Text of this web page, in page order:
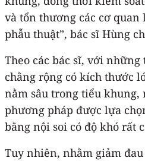
và tổn thương các cơ
phẫu thuật”, bác sĩ Hùng
Theo các bác sĩ, với
chằng rộng có kích thước
nằm sâu trong tiểu khung,
phương pháp được lựa
bằng nội soi có độ khó rất
Tuy nhiên, nhằm giảm